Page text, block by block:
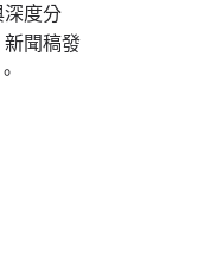
度分
聞稿發